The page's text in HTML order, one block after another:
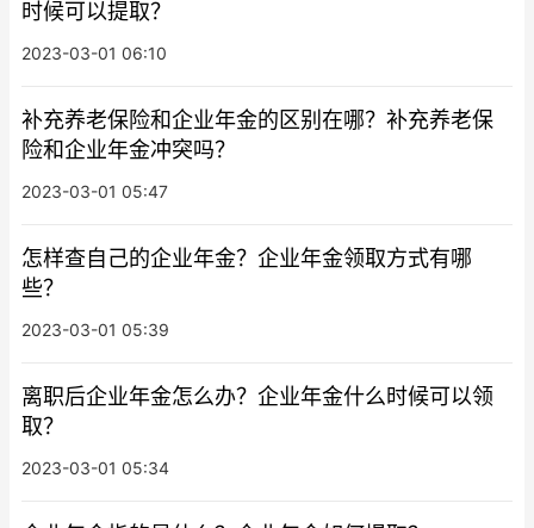
时候可以提取？
2023-03-01 06:10
补充养老保险和企业年金的区别在哪？补充养老保
险和企业年金冲突吗？
2023-03-01 05:47
怎样查自己的企业年金？企业年金领取方式有哪
些？
2023-03-01 05:39
离职后企业年金怎么办？企业年金什么时候可以领
取？
2023-03-01 05:34